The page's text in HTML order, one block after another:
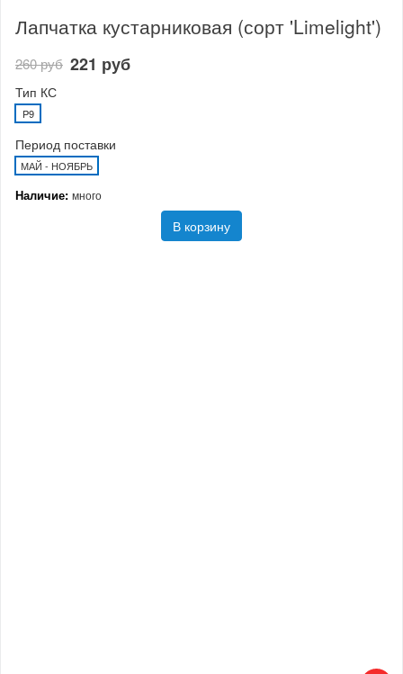
Лапчатка кустарниковая (сорт 'Limelight')
260 руб 221 руб
Тип КС
P9
Период поставки
МАЙ - НОЯБРЬ
Наличие: много
В корзину